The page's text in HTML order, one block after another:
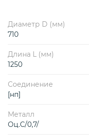
Диаметр D (мм)
710
Длина L (мм)
1250
Соединение
[нп]
Металл
Оц.С/0,7/